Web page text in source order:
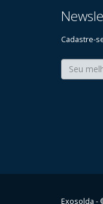
Cadastre-
Exosolda -